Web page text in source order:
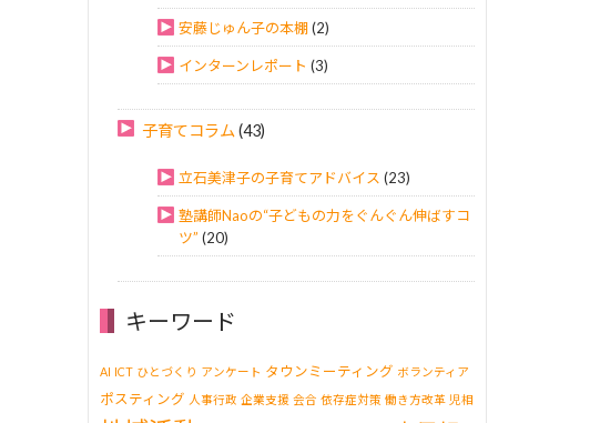
安藤じゅん子の本棚(2)
インターンレポート (3)
子育てコラム (43)
立石美津子の子育てアドバイス (23)
塾講師Naoの“子どもの力をぐんぐん伸ばすコ
ツ” (20)
キーワード
AI ICT ひとづくり アンケート タウンミーティング ボランティア
ポスティング 人事行政 企業支援 会合 依存症対策 働き方改革 児相